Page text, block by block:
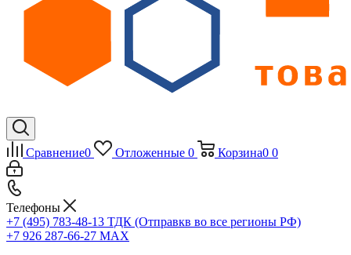
Сравнение0 Отложенные 0 Корзина0 0
Телефоны
+7 (495) 783-48-13 ТДК (Отправкв во все регионы РФ)
+7 926 287-66-27 МАХ